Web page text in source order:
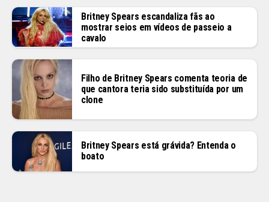
Britney Spears escandaliza fãs ao
mostrar seios em vídeos de passeio a
cavalo
Filho de Britney Spears comenta teoria de
que cantora teria sido substituída por um
clone
Britney Spears está grávida? Entenda o
boato